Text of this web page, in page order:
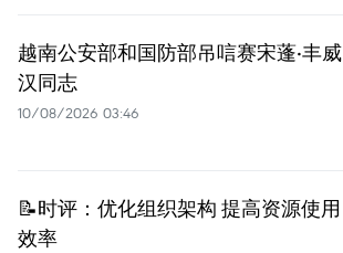
越南公安部和国防部吊唁赛宋蓬·丰威
汉同志
10/08/2026 03:46
📝时评：优化组织架构 提高资源使用
效率